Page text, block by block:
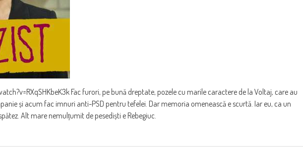
Fac furori, pe bună dreptate, pozele cu marile caractere de la Voltaj, care au
și acum fac imnuri anti-PSD pentru tefelei. Dar memoria omenească e scurtă. Iar eu, ca un
Alt mare nemulțumit de pesediști e Rebegiuc.